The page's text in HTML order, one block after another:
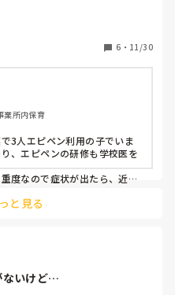
に打つか、
ィラキシーショックを起こし
6 ・ 11/30
業所内保育
3人エピペン利用の子でいま
、エピペンの研修も学校医を
度なので症状が出たら、近く
管理は職員室で、保護者と連
と見る
ないけど…